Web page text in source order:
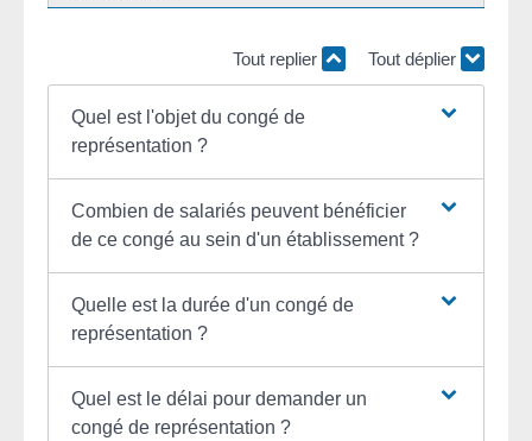
Tout replier Tout déplier
Quel est l'objet du congé de
représentation ?
Combien de salariés peuvent bénéficier
de ce congé au sein d'un établissement ?
Quelle est la durée d'un congé de
représentation ?
Quel est le délai pour demander un
congé de représentation ?